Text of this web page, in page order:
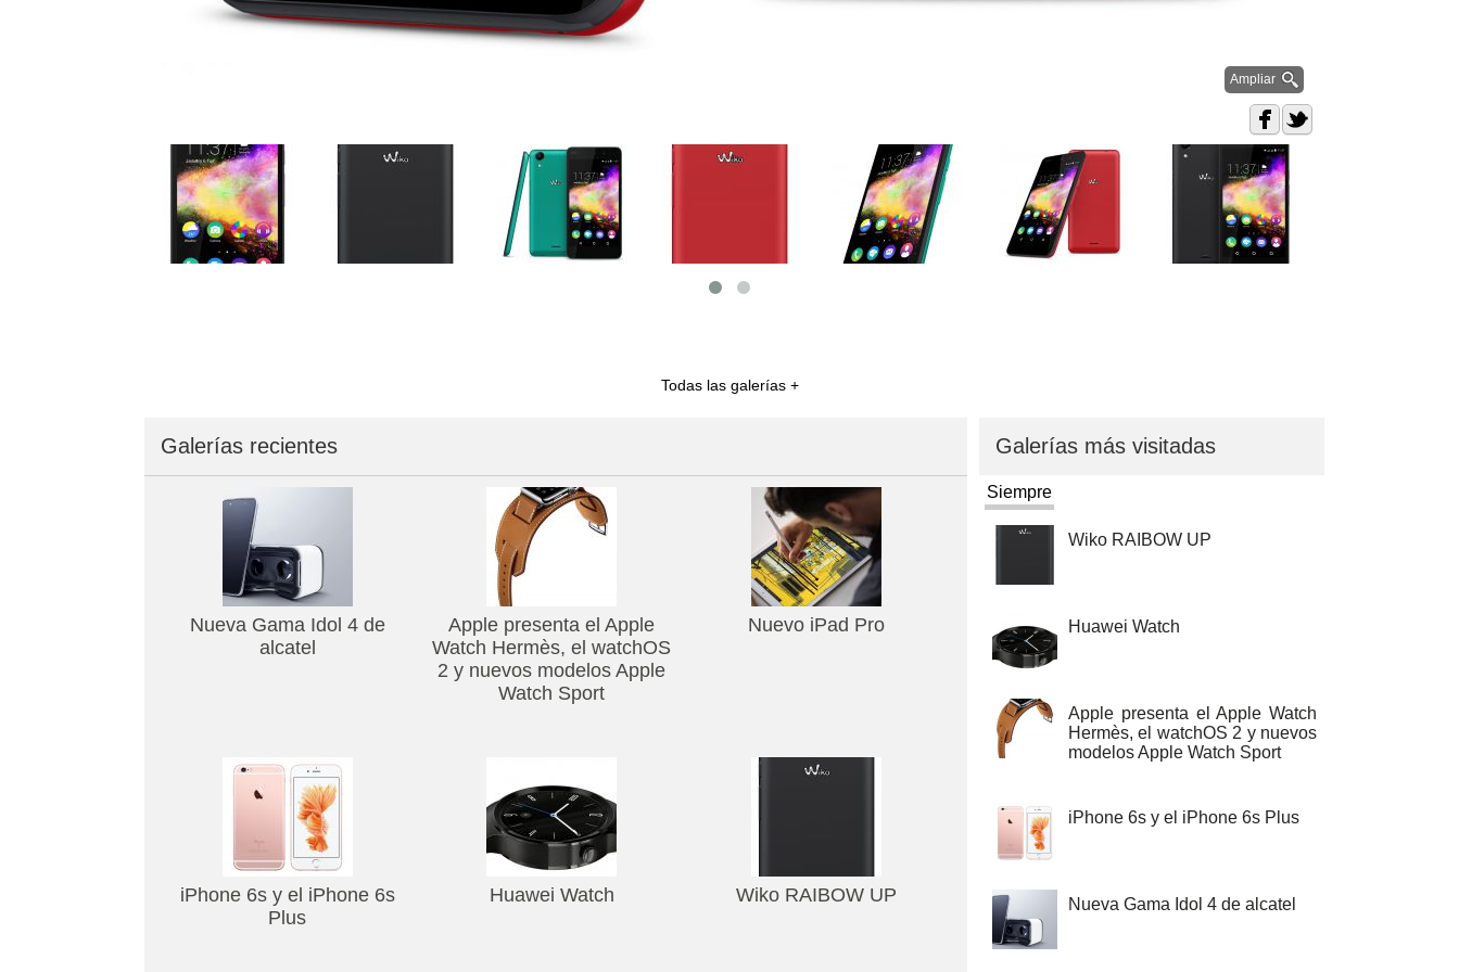
Ampliar
Todas las galerías +
Galerías recientes
Nueva Gama Idol 4 de
alcatel
Apple presenta el Apple
Watch Hermès, el watchOS
2 y nuevos modelos Apple
Watch Sport
Nuevo iPad Pro
iPhone 6s y el iPhone 6s
Plus
Huawei Watch Wiko RAIBOW UP
Galerías más visitadas
Siempre
Wiko RAIBOW UP
Huawei Watch
Apple presenta el Apple Watch
Hermès, el watchOS 2 y nuevos
modelos Apple Watch Sport
iPhone 6s y el iPhone 6s Plus
Nueva Gama Idol 4 de alcatel